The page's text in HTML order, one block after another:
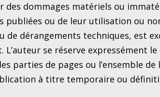
des dommages matériels ou
publiées ou de leur utilisation ou
de dérangements techniques, est
L’auteur se réserve expressément
parties de pages ou l’ensemble
à titre temporaire ou